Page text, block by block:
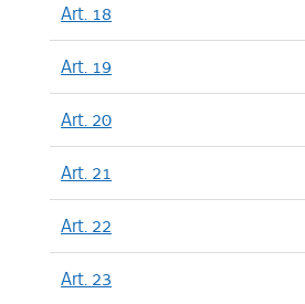
Art. 18
Art. 19
Art. 20
Art. 21
Art. 22
Art. 23